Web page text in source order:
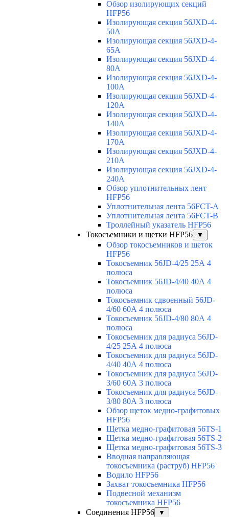
Обзор изолирующих секций
HFP56
Изолирующая секция 56JXD-4-
50A
Изолирующая секция 56JXD-4-
65A
Изолирующая секция 56JXD-4-
80A
Изолирующая секция 56JXD-4-
100A
Изолирующая секция 56JXD-4-
120A
Изолирующая секция 56JXD-4-
140A
Изолирующая секция 56JXD-4-
170A
Изолирующая секция 56JXD-4-
210A
Изолирующая секция 56JXD-4-
240A
Обзор уплотнительных лент
HFP56
Уплотнительная лента 56FCT-A
Уплотнительная лента 56FCT-B
Троллейный указатель HFP56
Токосъемники и щетки HFP56
▼
Обзор токосъемников и щеток
HFP56
Токосъемник 56JD-4/25 25А 4
полюса
Токосъемник 56JD-4/40 40А 4
полюса
Токосъемник сдвоенный 56JD-
4/60 60А 4 полюса
Токосъемник 56JD-4/80 80А 4
полюса
Токосъемник для радиуса 56JD-
4/25 25А 4 полюса
Токосъемник для радиуса 56JD-
4/40 40А 4 полюса
Токосъемник для радиуса 56JD-
3/60 60А 3 полюса
Токосъемник для радиуса 56JD-
3/80 80А 3 полюса
Обзор щеток медно-графитовых
HFP56
Щетка медно-графитовая 56TS-1
Щетка медно-графитовая 56TS-2
Щетка медно-графитовая 56TS-3
Вводная направляющая
токосъемника (раструб) HFP56
Водило HFP56
Захват токосъемника HFP56
Подвесной механизм
токосъемника HFP56
Соединения HFP56
▼